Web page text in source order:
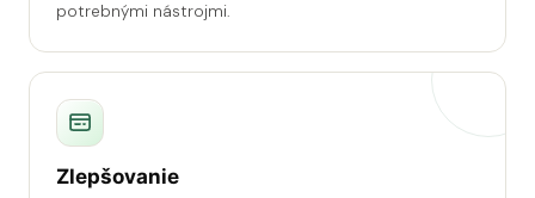
potrebnými nástrojmi.
Zlepšovanie